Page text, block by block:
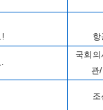
!
국회의
관